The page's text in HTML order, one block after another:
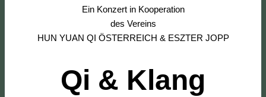
Ein Konzert in Kooperation
des Vereins
HUN YUAN QI ÖSTERREICH & ESZTER JOPP
Qi & Klang